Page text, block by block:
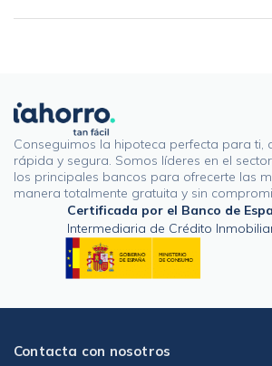
Conseguimos la hipoteca perfecta para ti,
rápida y segura. Somos líderes en el
los principales bancos para ofrecerte las
manera totalmente gratuita y sin
Certificada por el Banco de
Intermediaria de Crédito
Contacta con nosotros